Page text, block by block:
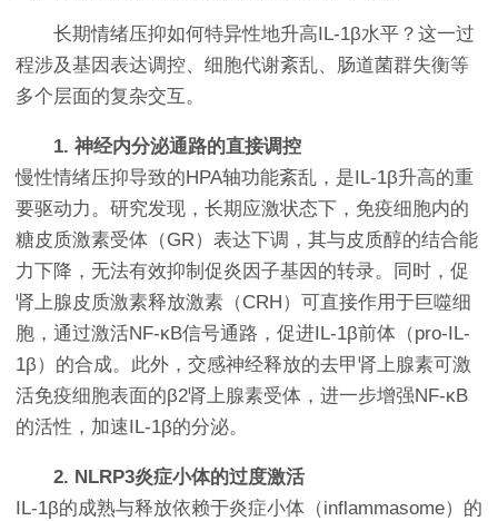
长期情绪压抑如何特异性地升高IL-1β水平？这一过
程涉及基因表达调控、细胞代谢紊乱、肠道菌群失衡等
多个层面的复杂交互。
1. 神经内分泌通路的直接调控
慢性情绪压抑导致的HPA轴功能紊乱，是IL-1β升高的重
要驱动力。研究发现，长期应激状态下，免疫细胞内的
糖皮质激素受体（GR）表达下调，其与皮质醇的结合能
力下降，无法有效抑制促炎因子基因的转录。同时，促
肾上腺皮质激素释放激素（CRH）可直接作用于巨噬细
胞，通过激活NF-κB信号通路，促进IL-1β前体（pro-IL-
1β）的合成。此外，交感神经释放的去甲肾上腺素可激
活免疫细胞表面的β2肾上腺素受体，进一步增强NF-κB
的活性，加速IL-1β的分泌。
2. NLRP3炎症小体的过度激活
IL-1β的成熟与释放依赖于炎症小体（inflammasome）的